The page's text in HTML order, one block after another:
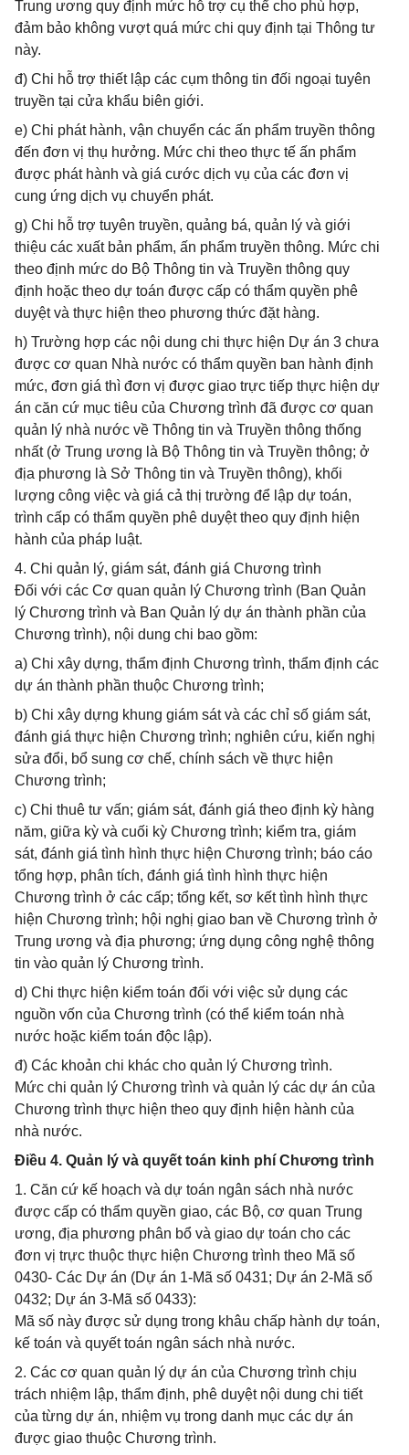
Trung ương quy định mức hỗ trợ cụ thể cho phù hợp,
đảm bảo không vượt quá mức chi quy định tại Thông tư
này.
đ) Chi hỗ trợ thiết lập các cụm thông tin đối ngoại tuyên
truyền tại cửa khẩu biên giới.
e) Chi phát hành, vận chuyển các ấn phẩm truyền thông
đến đơn vị thụ hưởng. Mức chi theo thực tế ấn phẩm
được phát hành và giá cước dịch vụ của các đơn vị
cung ứng dịch vụ chuyển phát.
g) Chi hỗ trợ tuyên truyền, quảng bá, quản lý và giới
thiệu các xuất bản phẩm, ấn phẩm truyền thông. Mức chi
theo định mức do Bộ Thông tin và Truyền thông quy
định hoặc theo dự toán được cấp có thẩm quyền phê
duyệt và thực hiện theo phương thức đặt hàng.
h) Trường hợp các nội dung chi thực hiện Dự án 3 chưa
được cơ quan Nhà nước có thẩm quyền ban hành định
mức, đơn giá thì đơn vị được giao trực tiếp thực hiện dự
án căn cứ mục tiêu của Chương trình đã được cơ quan
quản lý nhà nước về Thông tin và Truyền thông thống
nhất (ở Trung ương là Bộ Thông tin và Truyền thông; ở
địa phương là Sở Thông tin và Truyền thông), khối
lượng công việc và giá cả thị trường để lập dự toán,
trình cấp có thẩm quyền phê duyệt theo quy định hiện
hành của pháp luật.
4. Chi quản lý, giám sát, đánh giá Chương trình
Đối với các Cơ quan quản lý Chương trình (Ban Quản
lý Chương trình và Ban Quản lý dự án thành phần của
Chương trình), nội dung chi bao gồm:
a) Chi xây dựng, thẩm định Chương trình, thẩm định các
dự án thành phần thuộc Chương trình;
b) Chi xây dựng khung giám sát và các chỉ số giám sát,
đánh giá thực hiện Chương trình; nghiên cứu, kiến nghị
sửa đổi, bổ sung cơ chế, chính sách về thực hiện
Chương trình;
c) Chi thuê tư vấn; giám sát, đánh giá theo định kỳ hàng
năm, giữa kỳ và cuối kỳ Chương trình; kiểm tra, giám
sát, đánh giá tình hình thực hiện Chương trình; báo cáo
tổng hợp, phân tích, đánh giá tình hình thực hiện
Chương trình ở các cấp; tổng kết, sơ kết tình hình thực
hiện Chương trình; hội nghị giao ban về Chương trình ở
Trung ương và địa phương; ứng dụng công nghệ thông
tin vào quản lý Chương trình.
d) Chi thực hiện kiểm toán đối với việc sử dụng các
nguồn vốn của Chương trình (có thể kiểm toán nhà
nước hoặc kiểm toán độc lập).
đ) Các khoản chi khác cho quản lý Chương trình.
Mức chi quản lý Chương trình và quản lý các dự án của
Chương trình thực hiện theo quy định hiện hành của
nhà nước.
Điều 4. Quản lý và quyết toán kinh phí Chương trình
1. Căn cứ kế hoạch và dự toán ngân sách nhà nước
được cấp có thẩm quyền giao, các Bộ, cơ quan Trung
ương, địa phương phân bổ và giao dự toán cho các
đơn vị trực thuộc thực hiện Chương trình theo Mã số
0430- Các Dự án (Dự án 1-Mã số 0431; Dự án 2-Mã số
0432; Dự án 3-Mã số 0433):
Mã số này được sử dụng trong khâu chấp hành dự toán,
kế toán và quyết toán ngân sách nhà nước.
2. Các cơ quan quản lý dự án của Chương trình chịu
trách nhiệm lập, thẩm định, phê duyệt nội dung chi tiết
của từng dự án, nhiệm vụ trong danh mục các dự án
được giao thuộc Chương trình.